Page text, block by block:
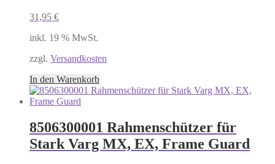
31,95 €
inkl. 19 % MwSt.
zzgl. Versandkosten
In den Warenkorb
8506300001 Rahmenschützer für
Stark Varg MX, EX, Frame Guard